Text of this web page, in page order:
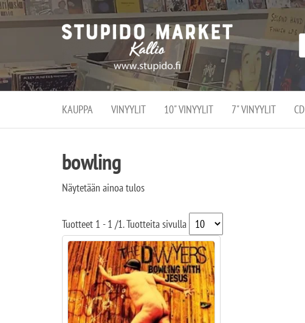
Stupido
Market –
verkossa
ja
kivijalassa
Stupido Market on
vaihtoehtomusaan
erikoistunut
verkko- sekä
kivijalkakauppa
Helsingissä
Kallion
KAUPPA VINYYLIT 10" VINYYLIT 7" VINYYLIT CD
bowling
Näytetään ainoa tulos
Tuotteet 1 - 1 /1. Tuotteita sivulla